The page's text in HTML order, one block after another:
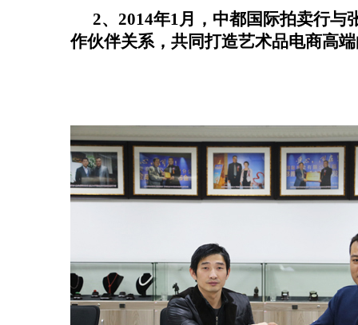
2、2014年1月，中都国际拍卖行与
作伙伴关系，共同打造艺术品电商高